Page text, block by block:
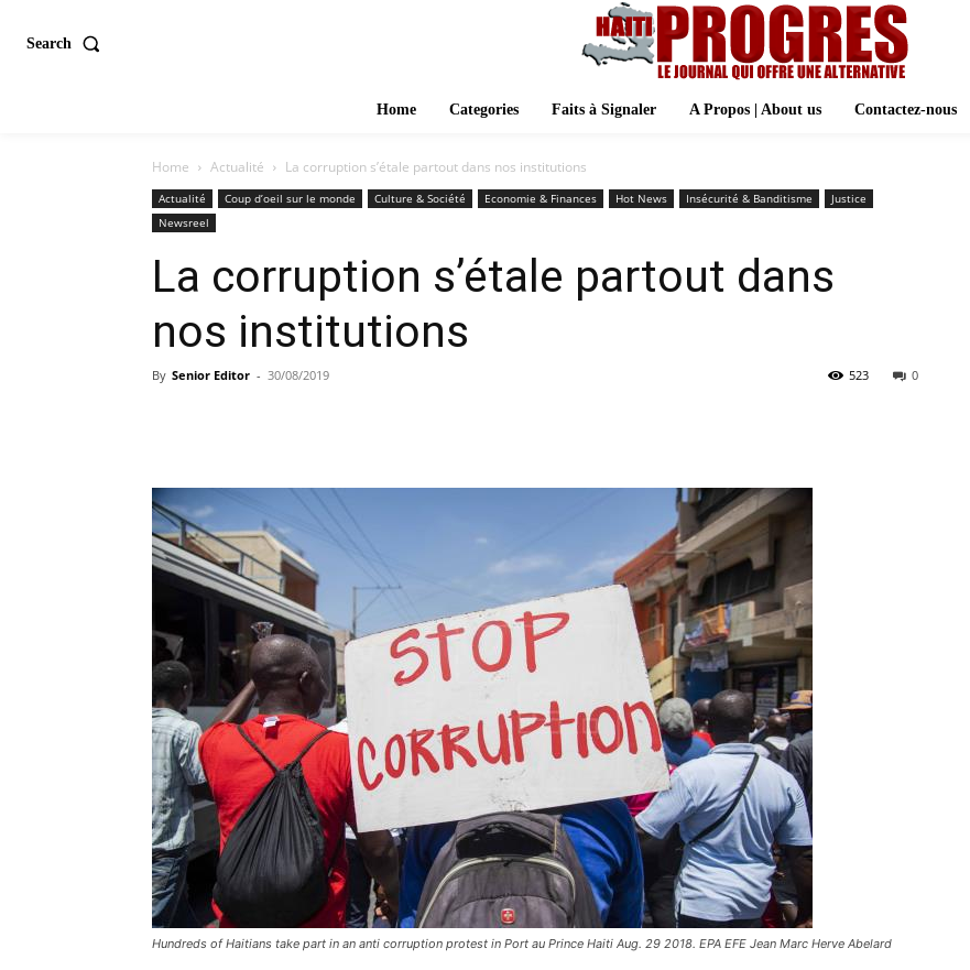
Search
Home Categories Faits à Signaler A Propos | About us Contactez-nous
Home Actualité La corruption s’étale partout dans nos institutions
Actualité Coup d’oeil sur le monde Culture & Société Economie & Finances Hot News Insécurité & Banditisme
Justice
Newsreel
La corruption s’étale partout dans
nos institutions
By Senior Editor - 30/08/2019 0
523
Hundreds of Haitians take part in an anti corruption protest in Port au Prince Haiti Aug. 29 2018. EPA EFE Jean Marc Herve Abelard